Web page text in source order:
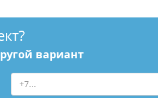
вариант